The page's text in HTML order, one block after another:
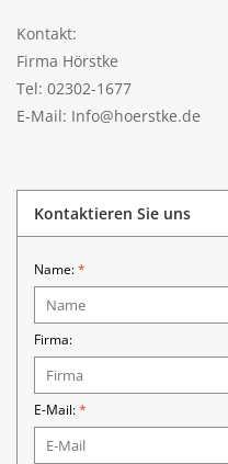
NEU
Gedeckter Tisch
Aufsteller
Bar
Tafeln
Kontakt:
Firma Hörstke
Tel: 02302-1677
E-Mail: Info@hoerstke.de
Kontaktieren Sie uns
Name:*
Firma:
E-Mail:*